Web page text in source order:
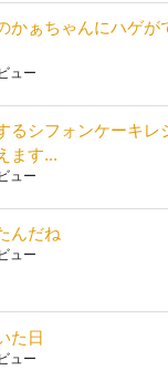
かぁちゃんにハゲが
ュー
るシフォンケーキレ
ます...
ュー
んだね
ュー
た日
ュー